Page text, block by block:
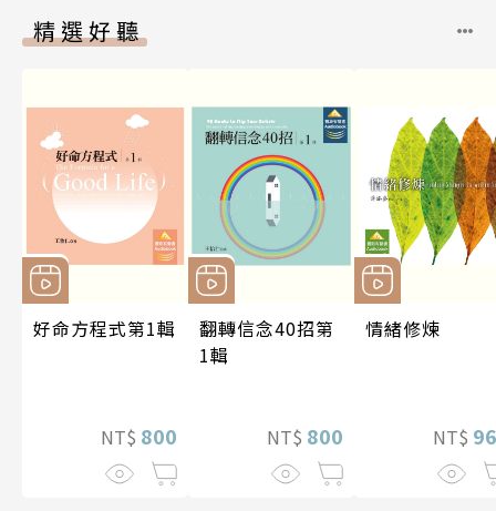
精選好聽
好命方程式第1輯
NT$ 800
翻轉信念40招第
1輯
NT$ 800
情緒修煉
NT$